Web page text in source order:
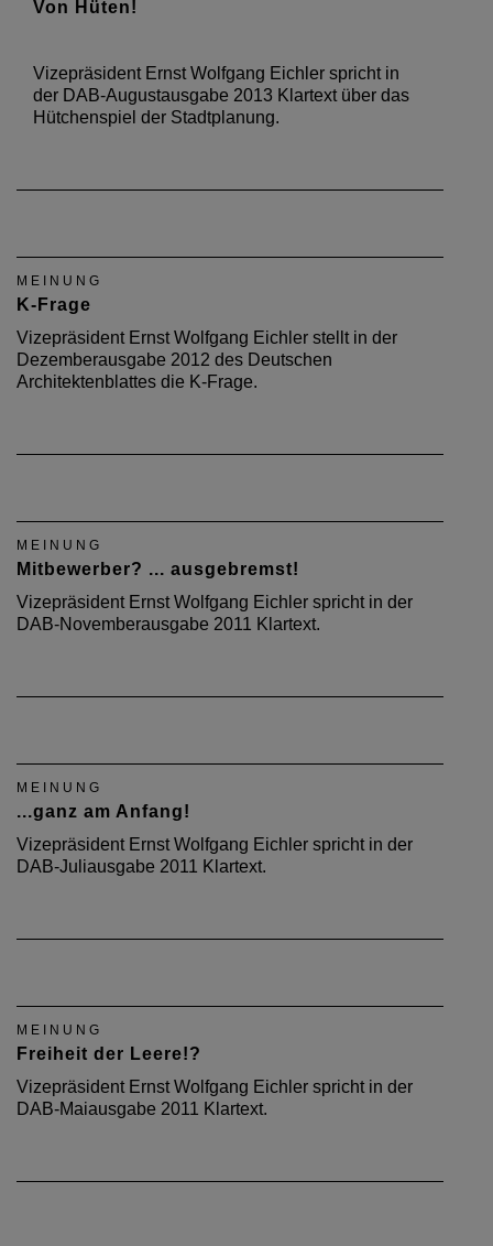
Von Hüten!
Vizepräsident Ernst Wolfgang Eichler spricht in
der DAB-Augustausgabe 2013 Klartext über das
Hütchenspiel der Stadtplanung.
MEINUNG
K-Frage
Vizepräsident Ernst Wolfgang Eichler stellt in der
Dezemberausgabe 2012 des Deutschen
Architektenblattes die K-Frage.
MEINUNG
Mitbewerber? ... ausgebremst!
Vizepräsident Ernst Wolfgang Eichler spricht in der
DAB-Novemberausgabe 2011 Klartext.
MEINUNG
...ganz am Anfang!
Vizepräsident Ernst Wolfgang Eichler spricht in der
DAB-Juliausgabe 2011 Klartext.
MEINUNG
Freiheit der Leere!?
Vizepräsident Ernst Wolfgang Eichler spricht in der
DAB-Maiausgabe 2011 Klartext.